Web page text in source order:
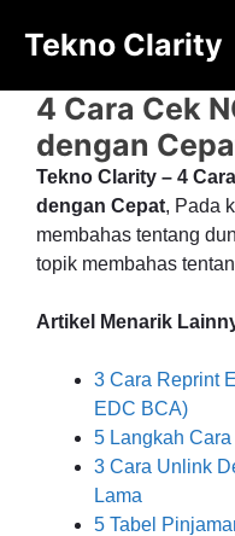
Tekno Clarity
4 Cara Cek
dengan
Tekno Clarity – 4
dengan Cepat, Pada
membahas tentang
topik membahas
Artikel Menarik
3 Cara Reprint
EDC BCA)
5 Langkah
3 Cara Unlink
Lama
5 Tabel